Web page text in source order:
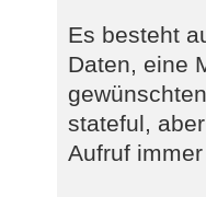
Es besteht
Daten, eine
stateful,
Aufruf